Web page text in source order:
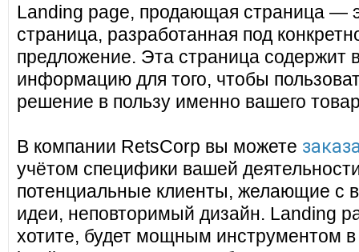
Landing page, продающая страница —
страница, разработанная под
предложение. Эта страница содержит
информацию для того, чтобы
решение в пользу именно вашего
В компании RetsCorp вы можете
учётом специфики вашей
потенциальные клиенты, желающие с
идеи, неповторимый дизайн. Landing
хотите, будет мощным инструментом